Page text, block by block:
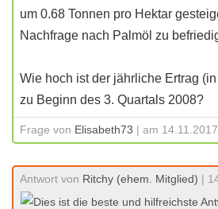
um 0.68 Tonnen pro Hektar
Nachfrage nach Palmöl zu
Wie hoch ist der jährliche Ertrag
zu Beginn des 3. Quartals 2008?
Frage von Elisabeth73 | am
Antwort von Ritchy (ehem. Mitglied) |